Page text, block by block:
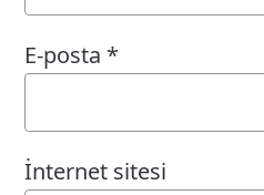
E-posta *
İnternet sitesi